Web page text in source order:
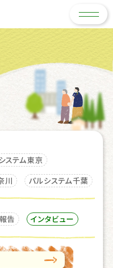
ステム東京
川
パルシステム千葉
告 インタビュー